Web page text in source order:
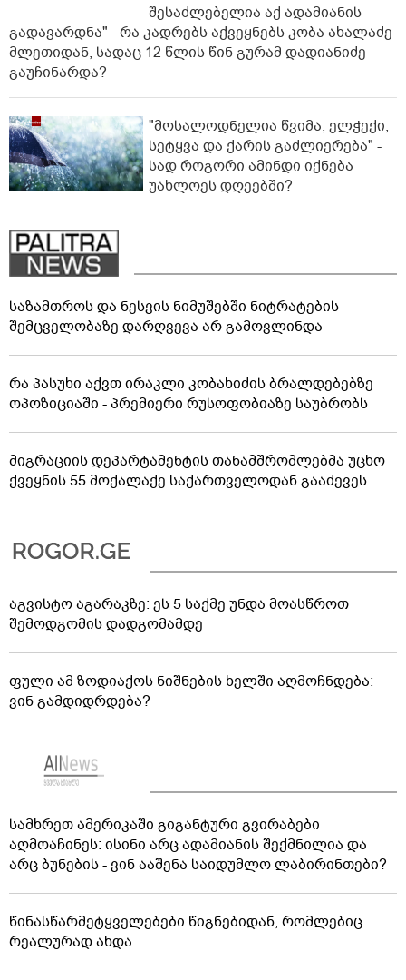
შესაძლებელია აქ ადამიანის
გადავარდნა" - რა კადრებს აქვეყნებს კობა ახალაძე
მლეთიდან, სადაც 12 წლის წინ გურამ დადიანიძე
გაუჩინარდა?
"მოსალოდნელია წვიმა, ელჭექი,
სეტყვა და ქარის გაძლიერება" -
სად როგორი ამინდი იქნება
უახლოეს დღეებში?
საზამთროს და ნესვის ნიმუშებში ნიტრატების
შემცველობაზე დარღვევა არ გამოვლინდა
რა პასუხი აქვთ ირაკლი კობახიძის ბრალდებებზე
ოპოზიციაში - პრემიერი რუსოფობიაზე საუბრობს
მიგრაციის დეპარტამენტის თანამშრომლებმა უცხო
ქვეყნის 55 მოქალაქე საქართველოდან გააძევეს
აგვისტო აგარაკზე: ეს 5 საქმე უნდა მოასწროთ
შემოდგომის დადგომამდე
ფული ამ ზოდიაქოს ნიშნების ხელში აღმოჩნდება:
ვინ გამდიდრდება?
სამხრეთ ამერიკაში გიგანტური გვირაბები
აღმოაჩინეს: ისინი არც ადამიანის შექმნილია და
არც ბუნების - ვინ ააშენა საიდუმლო ლაბირინთები?
წინასწარმეტყველებები წიგნებიდან, რომლებიც
რეალურად ახდა